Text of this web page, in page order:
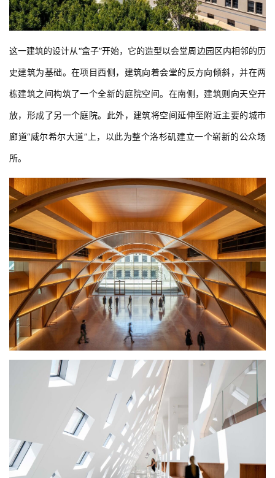
这一建筑的设计从“盒子”开始，它的造型以会堂周边园区内相邻的历
史建筑为基础。在项目西侧，建筑向着会堂的反方向倾斜，并在两
栋建筑之间构筑了一个全新的庭院空间。在南侧，建筑则向天空开
放，形成了另一个庭院。此外，建筑将空间延伸至附近主要的城市
廊道“威尔希尔大道”上，以此为整个洛杉矶建立一个崭新的公众场
所。